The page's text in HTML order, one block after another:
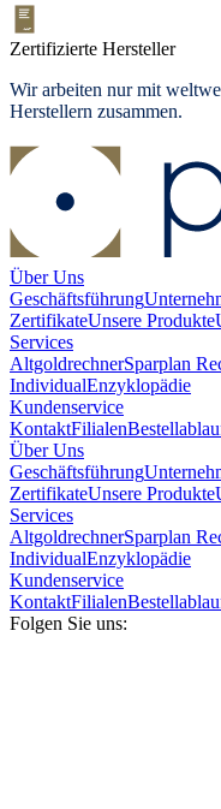
Zertifizierte Hersteller
Wir arbeiten nur mit
Herstellern zusammen.
Über Uns
Geschäftsführung
ZertifikateUnsere Produkte
Services
AltgoldrechnerSparplan
IndividualEnzyklopädie
Kundenservice
KontaktFilialen
Über Uns
Geschäftsführung
ZertifikateUnsere Produkte
Services
AltgoldrechnerSparplan
IndividualEnzyklopädie
Kundenservice
KontaktFilialen
Folgen Sie uns: